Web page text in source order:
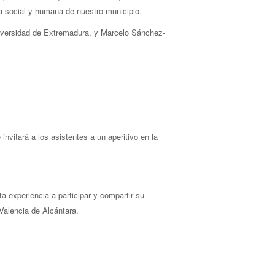
y humana de nuestro municipio.
de Extremadura, y Marcelo Sánchez-
a los asistentes a un aperitivo en la
experiencia a participar y compartir su
de Alcántara.